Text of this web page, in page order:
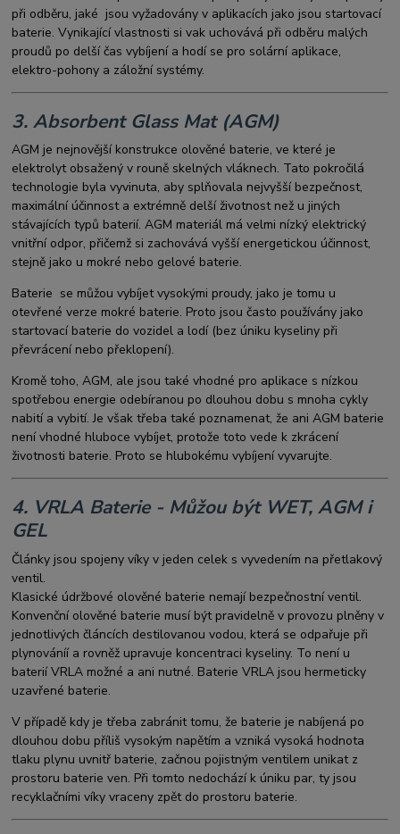
při odběru, jaké jsou vyžadovány v aplikacích jako jsou startovací
baterie. Vynikající vlastnosti si vak uchovává při odběru malých
proudů po delší čas vybíjení a hodí se pro solární aplikace,
elektro-pohony a záložní systémy.
3. Absorbent Glass Mat (AGM)
AGM je nejnovější konstrukce olověné baterie, ve které je
elektrolyt obsažený v rouně skelných vláknech. Tato pokročilá
technologie byla vyvinuta, aby splňovala nejvyšší bezpečnost,
maximální účinnost a extrémně delší životnost než u jiných
stávajících typů baterií. AGM materiál má velmi nízký elektrický
vnitřní odpor, přičemž si zachovává vyšší energetickou účinnost,
stejně jako u mokré nebo gelové baterie.
Baterie se můžou vybíjet vysokými proudy, jako je tomu u
otevřené verze mokré baterie. Proto jsou často používány jako
startovací baterie do vozidel a lodí (bez úniku kyseliny při
převrácení nebo překlopení).
Kromě toho, AGM, ale jsou také vhodné pro aplikace s nízkou
spotřebou energie odebíranou po dlouhou dobu s mnoha cykly
nabití a vybití. Je však třeba také poznamenat, že ani AGM baterie
není vhodné hluboce vybíjet, protože toto vede k zkrácení
životnosti baterie. Proto se hlubokému vybíjení vyvarujte.
4. VRLA Baterie - Můžou být WET, AGM i
GEL
Články jsou spojeny víky v jeden celek s vyvedením na přetlakový
ventil.
Klasické údržbové olověné baterie nemají bezpečnostní ventil.
Konvenční olověné baterie musí být pravidelně v provozu plněny v
jednotlivých článcích destilovanou vodou, která se odpařuje při
plynováníí a rovněž upravuje koncentraci kyseliny. To není u
baterií VRLA možné a ani nutné. Baterie VRLA jsou hermeticky
uzavřené baterie.
V případě kdy je třeba zabránit tomu, že baterie je nabíjená po
dlouhou dobu příliš vysokým napětím a vzniká vysoká hodnota
tlaku plynu uvnitř baterie, začnou pojistným ventilem unikat z
prostoru baterie ven. Při tomto nedochází k úniku par, ty jsou
recyklačními víky vraceny zpět do prostoru baterie.